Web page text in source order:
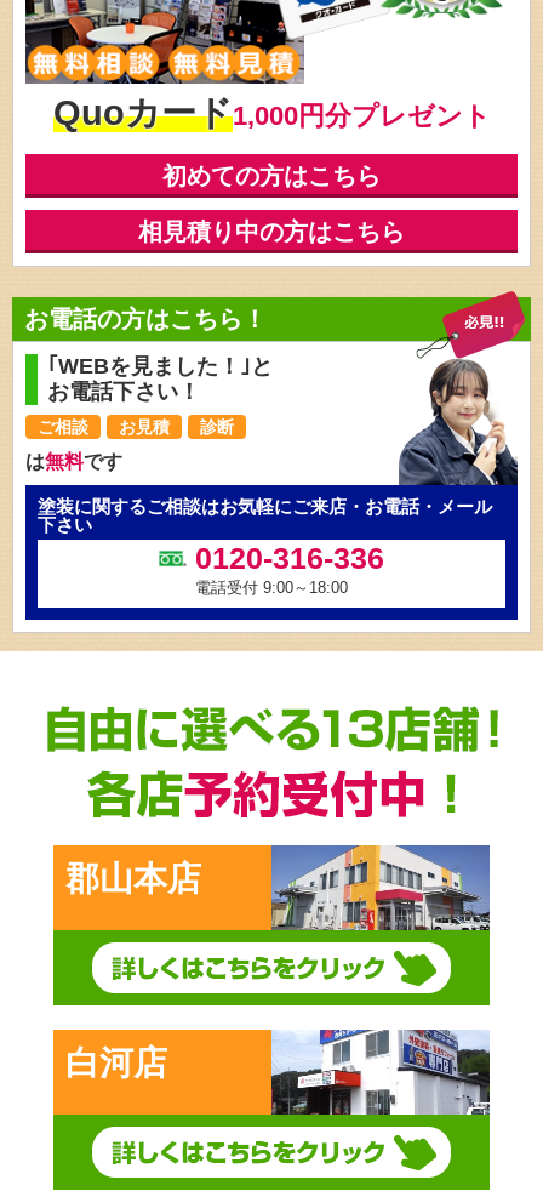
Quoカード1,000円分プレゼント
初めての方はこちら
相見積り中の方はこちら
お電話の方はこちら！
｢WEBを見ました！｣と
お電話下さい！
ご相談 お見積 診断
は無料です
塗装に関するご相談はお気軽にご来店・お電話・メール
下さい
0120-316-336
電話受付 9:00～18:00
郡山本店
白河店